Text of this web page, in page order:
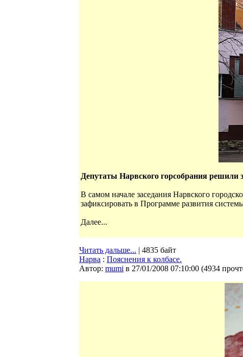
Депутаты Нарвского горсобрания
В самом начале заседания Нарвского
зафиксировать в Программе развития
Далее...
Читать дальше... | 4835 байт
Нарва : Пояснения к колбасе.
Автор: mumi в 27/01/2008 07:10:00 (4934